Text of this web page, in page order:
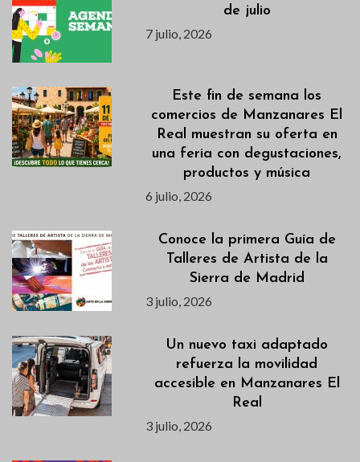
de julio
7 julio, 2026
Este fin de semana los
comercios de Manzanares El
Real muestran su oferta en
una feria con degustaciones,
productos y música
6 julio, 2026
Conoce la primera Guía de
Talleres de Artista de la
Sierra de Madrid
3 julio, 2026
Un nuevo taxi adaptado
refuerza la movilidad
accesible en Manzanares El
Real
3 julio, 2026